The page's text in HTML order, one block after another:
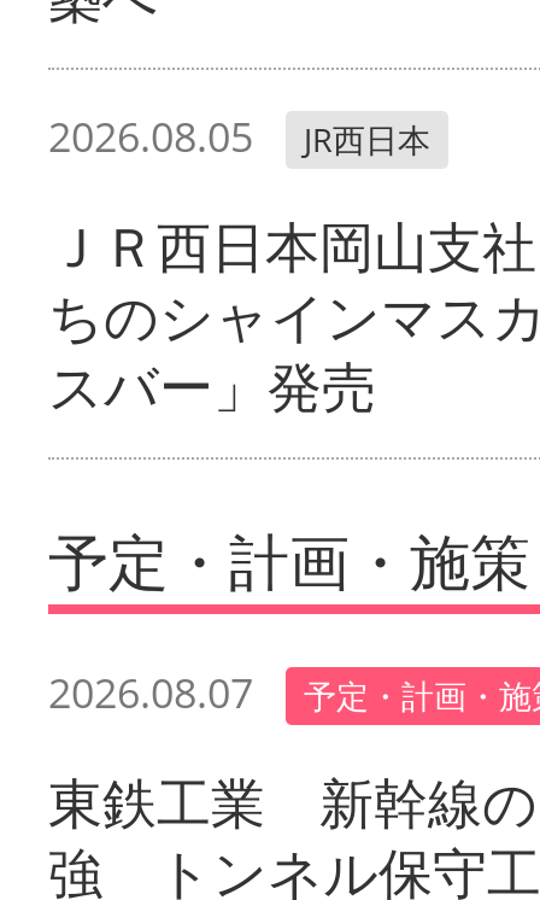
2026.08.05 JR西日本
ＪＲ西日本岡山支
ちのシャインマス
スバー」発売
予定・計画・施策
2026.08.07 予定・計画・
東鉄工業 新幹線
強 トンネル保守